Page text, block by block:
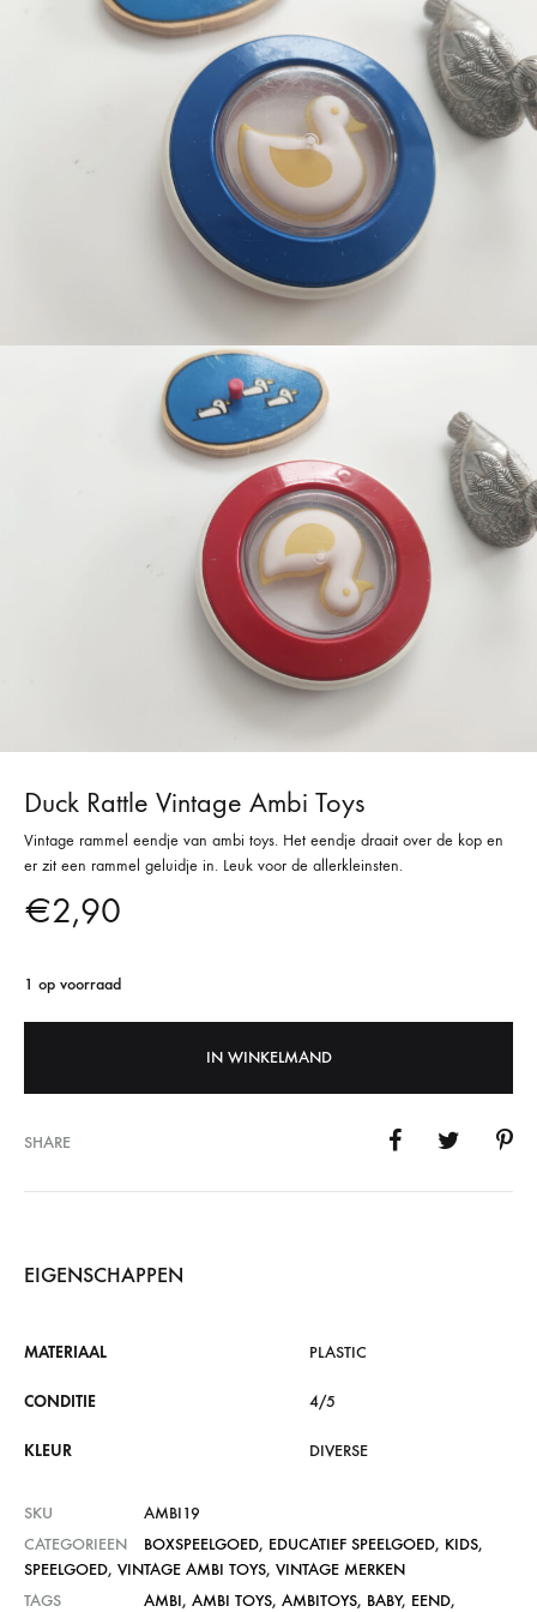
Duck Rattle Vintage Ambi Toys
Vintage rammel eendje van ambi toys. Het eendje draait over de kop en
er zit een rammel geluidje in. Leuk voor de allerkleinsten.
€2,90
1 op voorraad
IN WINKELMAND
SHARE
EIGENSCHAPPEN
MATERIAAL PLASTIC
CONDITIE 4/5
KLEUR DIVERSE
SKU
AMBI19
CATEGORIEEN
BOXSPEELGOED, EDUCATIEF SPEELGOED, KIDS,
SPEELGOED, VINTAGE AMBI TOYS, VINTAGE MERKEN
TAGS
AMBI, AMBI TOYS, AMBITOYS, BABY, EEND,